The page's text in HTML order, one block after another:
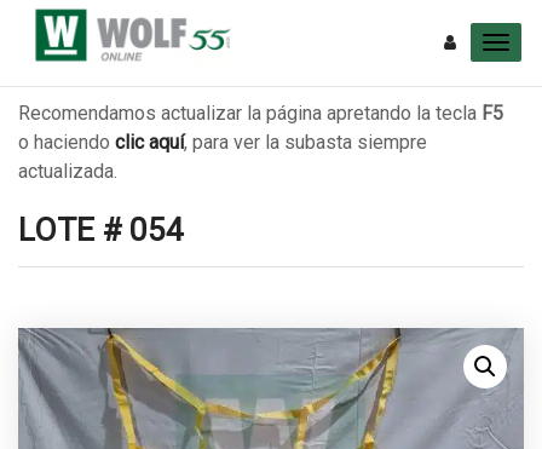
Recomendamos actualizar la página apretando la tecla F5
o haciendo clic aquí, para ver la subasta siempre
actualizada.
LOTE # 054